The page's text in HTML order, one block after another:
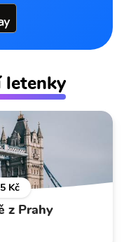
letenky
Kč
z Prahy